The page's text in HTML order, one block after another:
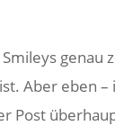
genau
Aber eben
Post